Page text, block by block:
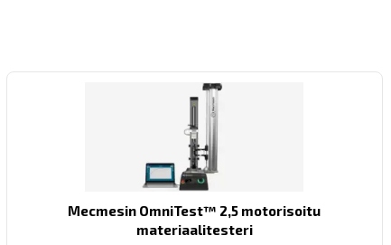
Mecmesin OmniTest™ 2,5 motorisoitu
materiaalitesteri